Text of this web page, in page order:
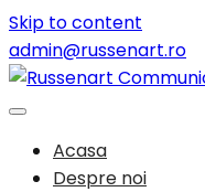
Skip to content
admin@russenart.ro
Acasa
Despre noi